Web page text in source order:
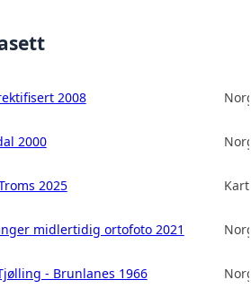
2008
2000
2025
midlertidig ortofoto 2021
- Brunlanes 1966